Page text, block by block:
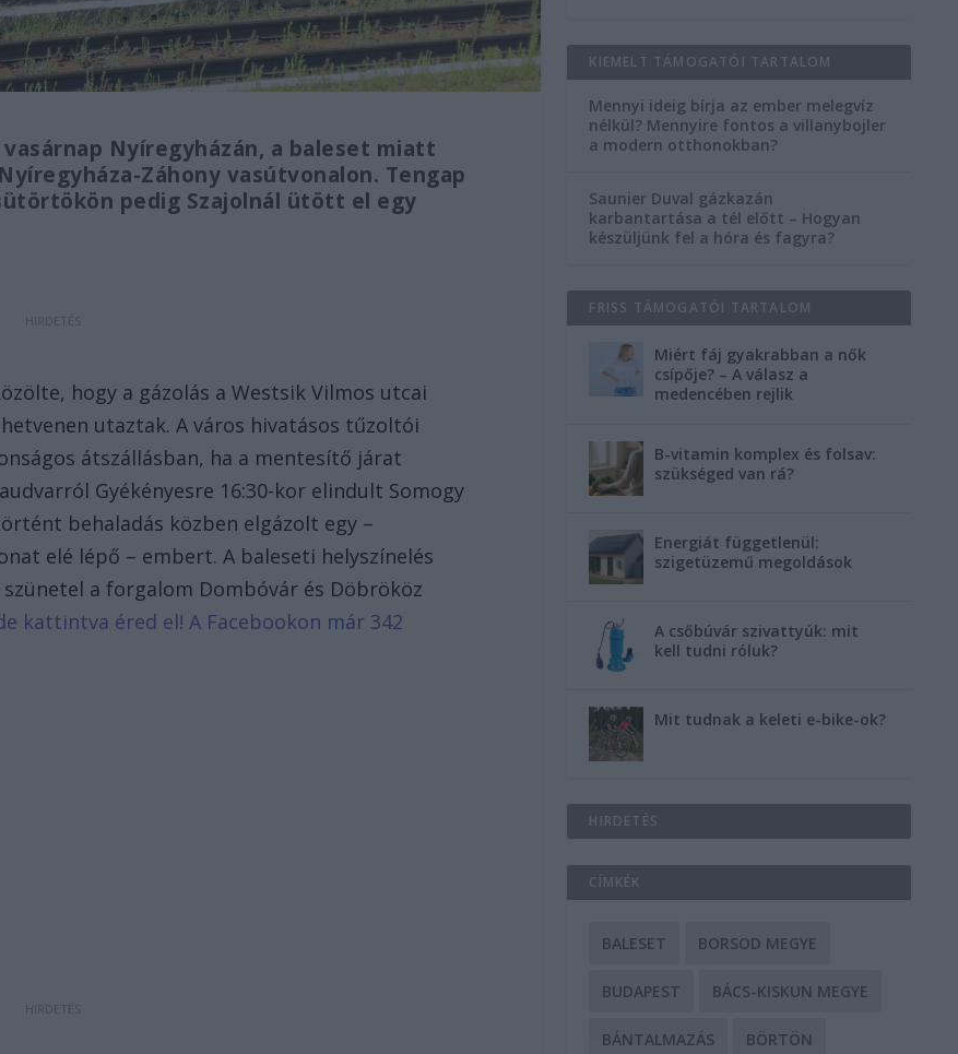
Nyíregyházán, a baleset miatt
Záhony vasútvonalon. Tengap
pedig Szajolnál ütött el egy
hogy a gázolás a Westsik Vilmos utcai
utaztak. A város hivatásos tűzoltói
átszállásban, ha a mentesítő járat
Gyékényesre 16:30-kor elindult Somogy
behaladás közben elgázolt egy –
elé lépő – embert. A baleseti helyszínelés
a forgalom Dombóvár és Döbrököz
kattintva éred el! A Facebookon már 342
KIEMELT TÁMOGATÓI TARTALOM
Mennyi ideig bírja az ember melegvíz
nélkül? Mennyire fontos a villanybojler
a modern otthonokban?
Saunier Duval gázkazán
karbantartása a tél előtt – Hogyan
készüljünk fel a hóra és fagyra?
FRISS TÁMOGATÓI TARTALOM
Miért fáj gyakrabban a nők
csípője? – A válasz a
medencében rejlik
B-vitamin komplex és folsav:
szükséged van rá?
Energiát függetlenül:
szigetüzemű megoldások
A csőbúvár szivattyúk: mit
kell tudni róluk?
Mit tudnak a keleti e-bike-ok?
HIRDETÉS
CÍMKÉK
BALESET BORSOD MEGYE
BUDAPEST BÁCS-KISKUN MEGYE
BÁNTALMAZÁS BÖRTÖN